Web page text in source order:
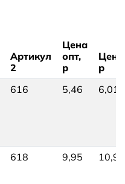
Артикул
2
Цена
опт,
р
р
616 5,46 6,01
618 9,95 10,95